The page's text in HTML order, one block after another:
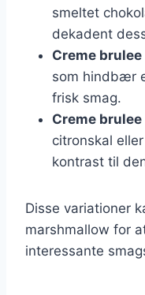
smeltet
dekadent
Creme
som hindbær
frisk smag.
Creme
citronskal
kontrast til
Disse variationer
marshmallow for
interessante